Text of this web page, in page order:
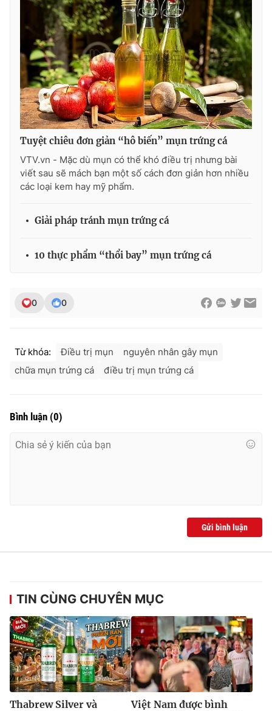
Ðiện thoại Thời báo VTV:024.66 897 897
Email:
toasoan@vtv.vn
Liên hệ quảng cáo:
024-7300.7108
thuận bằng văn bản. Ghi rõ nguồn VTV.vn khi phát hành lại
Tuyệt chiêu đơn giản “hô biến” mụn trứng cá
VTV.vn - Mặc dù mụn có thể khó điều trị nhưng bài
viết sau sẽ mách bạn một số cách đơn giản hơn nhiều
các loại kem hay mỹ phẩm.
Giải pháp tránh mụn trứng cá
10 thực phẩm “thổi bay” mụn trứng cá
0 0
Từ khóa: Điều trị mụn
nguyên nhân gây mụn
chữa mụn trứng cá
điều trị mụn trứng cá
Bình luận (0)
Gửi bình luận
TIN CÙNG CHUYÊN MỤC
Thabrew Silver và
Việt Nam được bình